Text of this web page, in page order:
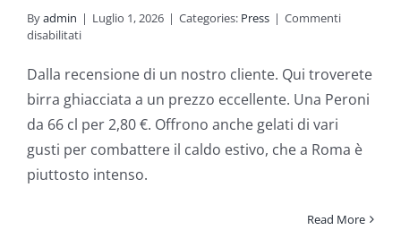
Byadmin | Luglio 1, 2026 | Categories: Press | Commenti
disabilitatisu
nostre
birre
Dalla recensione di un nostro cliente. Qui troverete
birra ghiacciata a un prezzo eccellente. Una Peroni
da 66 cl per 2,80 €. Offrono anche gelati di vari
gusti per combattere il caldo estivo, che a Roma è
piuttosto intenso.
Read More